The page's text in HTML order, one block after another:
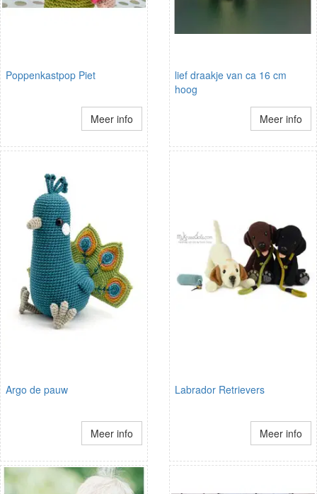
Poppenkastpop Piet
Meer info
lief draakje van ca 16 cm
hoog
Meer info
Argo de pauw
Meer info
Labrador Retrievers
Meer info